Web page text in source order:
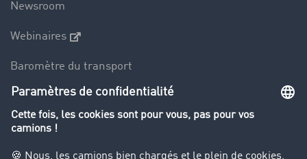
Newsroom
Webinaires
Baromètre du transport
Le dictionnaire du transport
Interdiction de circulation des poids lourds